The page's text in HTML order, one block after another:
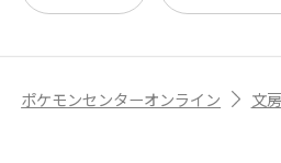
ポケモンセンターオンライン 文